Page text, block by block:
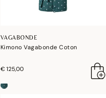
VAGABONDE
Kimono Vagabonde Coton
€ 125,00